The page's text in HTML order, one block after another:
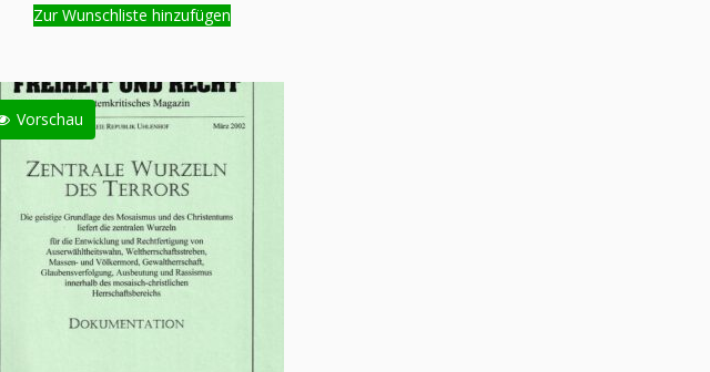
Zur Wunschliste hinzufügen
Vorschau